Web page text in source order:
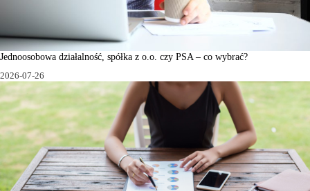
Jednoosobowa działalność, spółka z o.o. czy PSA – co wybrać?
2026-07-26